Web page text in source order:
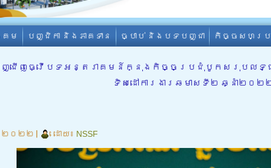
ម បញ្ជិកា និងភាគទាន ច្បាប់ និងបទបញ្ជា កិច្ចសហប្រ
ជើញធ្វើបទអន្តរាគមន៍ក្នុងកិច្ចប្រជុំបូកសរុបលទ្ធ
ទិសដៅការងារឆមាសទី២ ឆ្នាំ២០២
២០២២ ដោយ៖ NSSF